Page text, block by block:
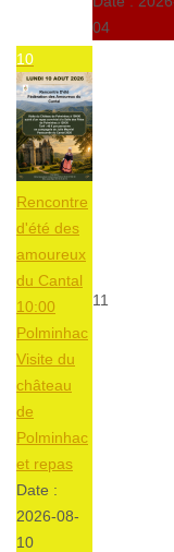
04
10
Rencontre
d'été des
amoureux
du Cantal
10:00
Polminhac
Visite du
château
de
Polminhac
et repas
Date :
2026-08-
10
11